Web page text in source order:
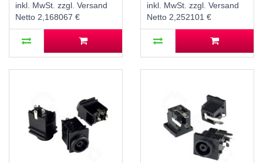
inkl. MwSt. zzgl. Versand
Netto 2,168067 €
inkl. MwSt. zzgl. Versand
Netto 2,252101 €